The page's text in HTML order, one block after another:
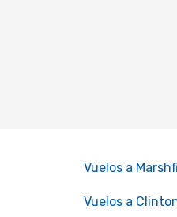
Vuelos a
Vuelos a